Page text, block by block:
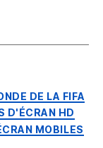
DE LA FIFA
D'ÉCRAN HD
MOBILES